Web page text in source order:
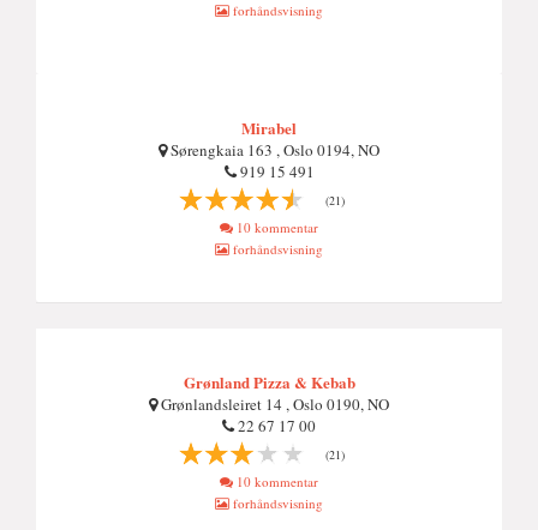
forhåndsvisning
Mirabel
Sørengkaia 163 , Oslo 0194, NO
919 15 491
(21)
10 kommentar
forhåndsvisning
Grønland Pizza & Kebab
Grønlandsleiret 14 , Oslo 0190, NO
22 67 17 00
(21)
10 kommentar
forhåndsvisning